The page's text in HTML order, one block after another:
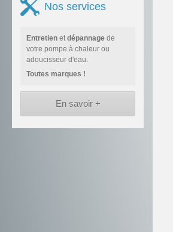
Nos services
Entretien etdépannage de
votre pompe à chaleur ou
adoucisseur d'eau.
Toutes marques !
En savoir +